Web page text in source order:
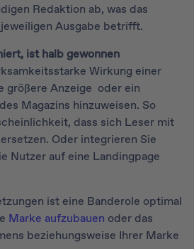
Redaktion ab, was das
Ausgabe betrifft.
ist halb gewonnen
Wirkung einer
größere Anzeige oder ein
Magazins hinzuweisen. So
dass sich Leser mit
Oder integrieren Sie
Nutzer auf eine Landingpage
ist eine Banderole optimal
Marke aufzubauen oder das
beziehungsweise Ihrer Marke